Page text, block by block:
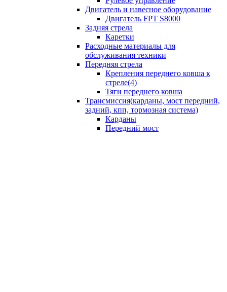
Двигатель и навесное оборудование
Двигатель FPT S8000
Задняя стрела
Каретки
Расходные материалы для
обслуживания техники
Передняя стрела
Крепления переднего ковша к
стреле(4)
Тяги переднего ковша
Трансмиссия(карданы, мост передний,
задний, кпп, тормозная система)
Карданы
Передний мост